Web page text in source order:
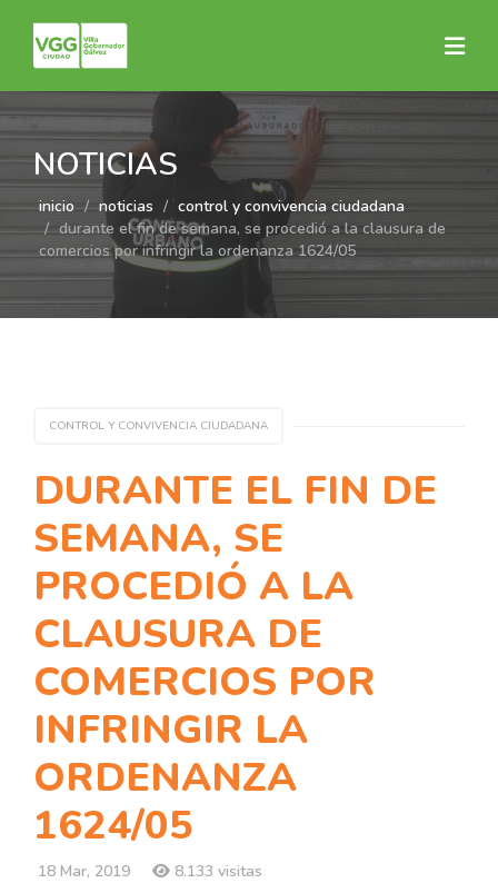
NOTICIAS
inicio noticias
control y convivencia ciudadana
durante el fin de semana, se procedió a la clausura de
comercios por infringir la ordenanza 1624/05
CONTROL Y CONVIVENCIA CIUDADANA
DURANTE EL FIN DE
SEMANA, SE
PROCEDIÓ A LA
CLAUSURA DE
COMERCIOS POR
INFRINGIR LA
ORDENANZA
1624/05
18 Mar, 2019
8.133 visitas